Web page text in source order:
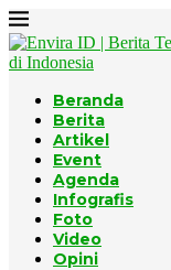
Beranda
Berita
Artikel
Event
Agenda
Infografis
Foto
Video
Opini